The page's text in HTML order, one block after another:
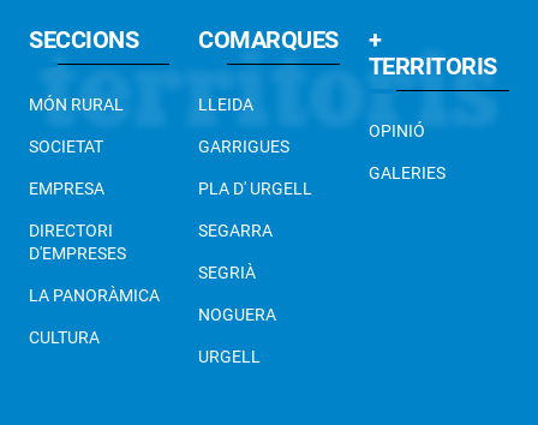
SECCIONS
MÓN RURAL
SOCIETAT
EMPRESA
DIRECTORI
D'EMPRESES
LA PANORÀMICA
CULTURA
COMARQUES
LLEIDA
GARRIGUES
PLA D' URGELL
SEGARRA
SEGRIÀ
NOGUERA
URGELL
+
TERRITORIS
OPINIÓ
GALERIES